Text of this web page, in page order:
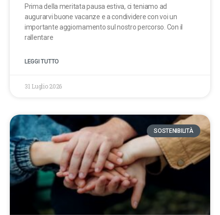
Prima della meritata pausa estiva, ci teniamo ad
augurarvi buone vacanze e a condividere con voi un
importante aggiornamento sul nostro percorso. Con il
rallentare
LEGGI TUTTO
31 Luglio 2026
SOSTENIBILITÀ